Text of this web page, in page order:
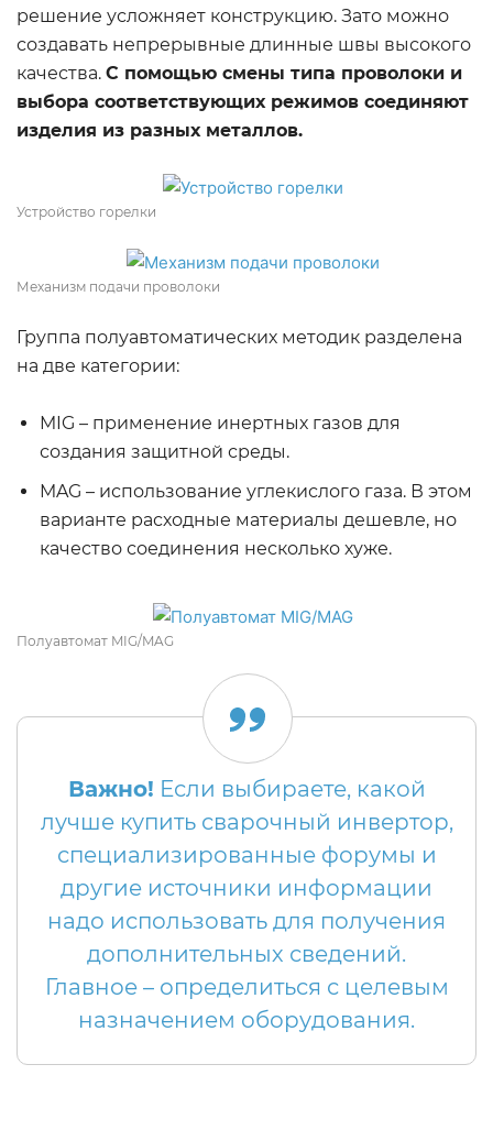
решение усложняет конструкцию. Зато можно
создавать непрерывные длинные швы высокого
качества. С помощью смены типа проволоки и
выбора соответствующих режимов соединяют
изделия из разных металлов.
Устройство горелки
Механизм подачи проволоки
Группа полуавтоматических методик разделена
на две категории:
MIG – применение инертных газов для
создания защитной среды.
MAG – использование углекислого газа. В этом
варианте расходные материалы дешевле, но
качество соединения несколько хуже.
Полуавтомат MIG/MAG
Важно! Если выбираете, какой
лучше купить сварочный инвертор,
специализированные форумы и
другие источники информации
надо использовать для получения
дополнительных сведений.
Главное – определиться с целевым
назначением оборудования.